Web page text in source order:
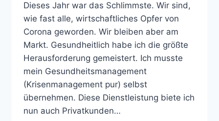
Dieses Jahr war das Schlimmste. Wir sind,
wie fast alle, wirtschaftliches Opfer von
Corona geworden. Wir bleiben aber am
Markt. Gesundheitlich habe ich die größte
Herausforderung gemeistert. Ich musste
mein Gesundheitsmanagement
(Krisenmanagement pur) selbst
übernehmen. Diese Dienstleistung biete ich
nun auch Privatkunden…